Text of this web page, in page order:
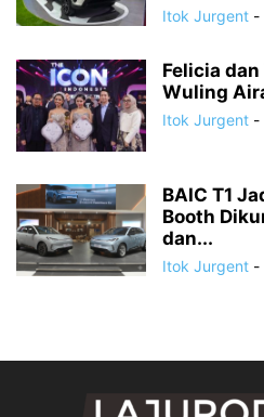
Itok Jurgent -
Felicia
Wuling
Itok Jurgent -
BAIC T1
Booth
dan...
Itok Jurgent -